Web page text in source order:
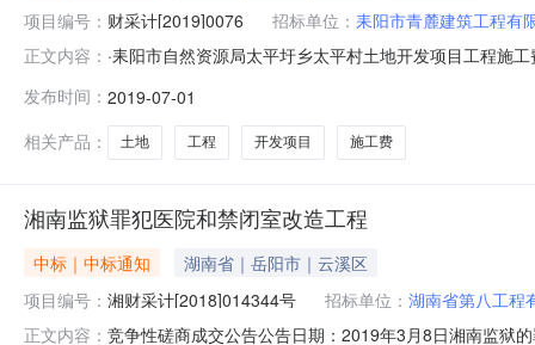
项目编号： 财采计[2019]0076 招标单位： 耒阳市青麓建筑工程有
正文内容： ·耒阳市自然资源局太平圩乡太平村土地开发项目工程施
号：耒财采计[2019]00762、采购代理编号：HZY-CG-
推荐意见评
发布时间： 2019-07-01
相关产品：
土地 工程 开发项目 施工费
湘南监狱罪犯医院和禁闭室改造工程
中标｜中标通知
湖南省｜岳阳市｜云溪区
项目编号： 湘财采计[2018]014344号 招标单位： 湖南省第八工程
正文内容： 竞争性磋商成交公告公告日期：2019年3月8日湘南监狱